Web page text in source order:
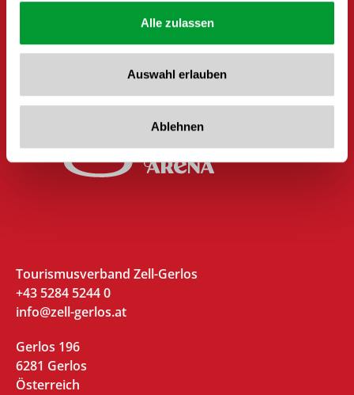
Alle zulassen
Auswahl erlauben
Ablehnen
Tourismusverband Zell-Gerlos
+43 5284 5244 0
info@zell-gerlos.at
Gerlos 196
6281 Gerlos
Österreich